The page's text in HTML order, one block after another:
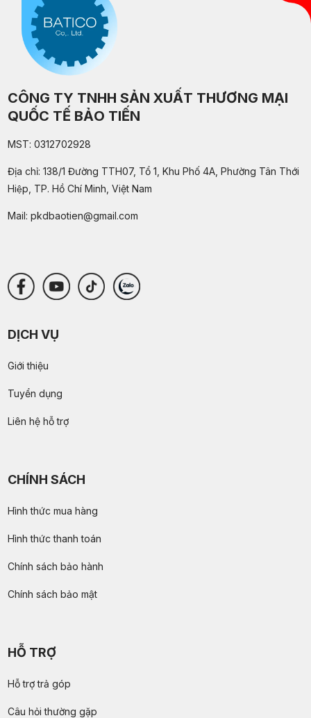
CÔNG TY TNHH SẢN XUẤT THƯƠNG MẠI
QUỐC TẾ BẢO TIẾN
MST: 0312702928
Địa chỉ: 138/1 Đường TTH07, Tổ 1, Khu Phố 4A, Phường Tân Thới
Hiệp, TP. Hồ Chí Minh, Việt Nam
Mail: pkdbaotien@gmail.com
DỊCH VỤ
Giới thiệu
Tuyển dụng
Liên hệ hỗ trợ
CHÍNH SÁCH
Hình thức mua hàng
Hình thức thanh toán
Chính sách bảo hành
Chính sách bảo mật
HỖ TRỢ
Hỗ trợ trả góp
Câu hỏi thường gặp